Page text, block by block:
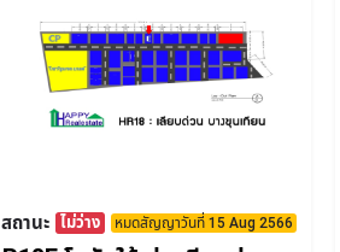
สถานะ ไม่ว่าง หมดสัญญาวันที่ 15 Aug 2566